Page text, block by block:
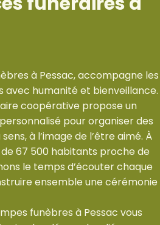
à Pessac, accompagne les
avec humanité et bienveillance.
coopérative propose un
pour organiser des
à l’image de l’être aimé. À
de 67 500 habitants proche de
le temps d’écouter chaque
ensemble une cérémonie
funèbres à Pessac vous